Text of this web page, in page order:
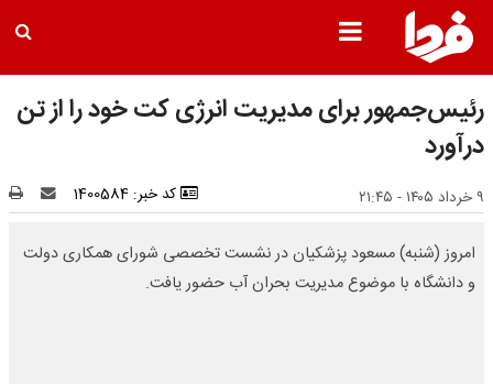
رئیس‌جمهور برای مدیریت انرژی کت خود را از تن
درآورد
۹ خرداد ۱۴۰۵ - ۲۱:۴۵ کد خبر: 1400584
امروز (شنبه) مسعود پزشکیان در نشست تخصصی شورای همکاری دولت
و دانشگاه با موضوع مدیریت بحران آب حضور یافت.